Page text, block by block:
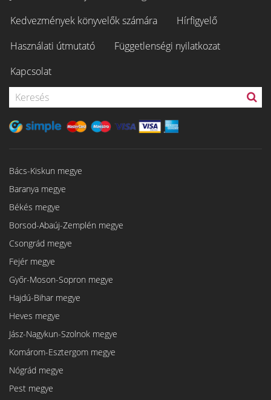
Kedvezmények könyvelők számára
Hírfigyelő
Használati útmutató
Függetlenségi nyilatkozat
Kapcsolat
Bács-Kiskun megye
Baranya megye
Békés megye
Borsod-Abaúj-Zemplén megye
Csongrád megye
Fejér megye
Győr-Moson-Sopron megye
Hajdú-Bihar megye
Heves megye
Jász-Nagykun-Szolnok megye
Komárom-Esztergom megye
Nógrád megye
Pest megye